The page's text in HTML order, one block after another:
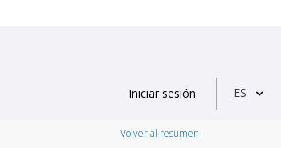
Iniciar sesión ES
Volver al resumen